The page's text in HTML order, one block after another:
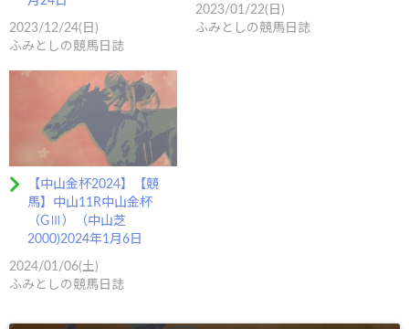
2023/12/24(日)
ふみとしの競馬日誌
2023/01/22(日)
ふみとしの競馬日誌
【中山金杯2024】【競
馬】中山11R中山金杯
（GⅢ）（中山芝
2000)2024年1月6日
2024/01/06(土)
ふみとしの競馬日誌